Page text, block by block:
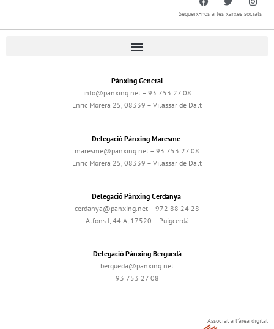
Segueix-nos a les xarxes socials
Pànxing General
info@panxing.net – 93 753 27 08
Enric Morera 25, 08339 – Vilassar de Dalt
Delegació Pànxing Maresme
maresme@panxing.net – 93 753 27 08
Enric Morera 25, 08339 – Vilassar de Dalt
Delegació Pànxing Cerdanya
cerdanya@panxing.net – 972 88 24 28
Alfons I, 44 A, 17520 – Puigcerdà
Delegació Pànxing Berguedà
bergueda@panxing.net
93 753 27 08
Associat a l'àrea digital